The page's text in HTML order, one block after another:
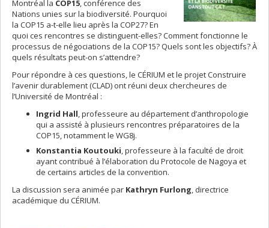
Montréal la COP15, conférence des
Nations unies sur la biodiversité. Pourquoi
la COP15 a-t-elle lieu après la COP27? En
quoi ces rencontres se distinguent-elles? Comment fonctionne le
processus de négociations de la COP15? Quels sont les objectifs? À
quels résultats peut-on s’attendre?
Pour répondre à ces questions, le CÉRIUM et le projet Construire
l’avenir durablement (CLAD) ont réuni deux chercheures de
l’Université de Montréal :
Ingrid Hall, professeure au département d’anthropologie
qui a assisté à plusieurs rencontres préparatoires de la
COP15, notamment le WG8j.
Konstantia Koutouki , professeure à la faculté de droit
ayant contribué à l’élaboration du Protocole de Nagoya et
de certains articles de la convention.
La discussion sera animée par Kathryn Furlong , directrice
académique du CÉRIUM.